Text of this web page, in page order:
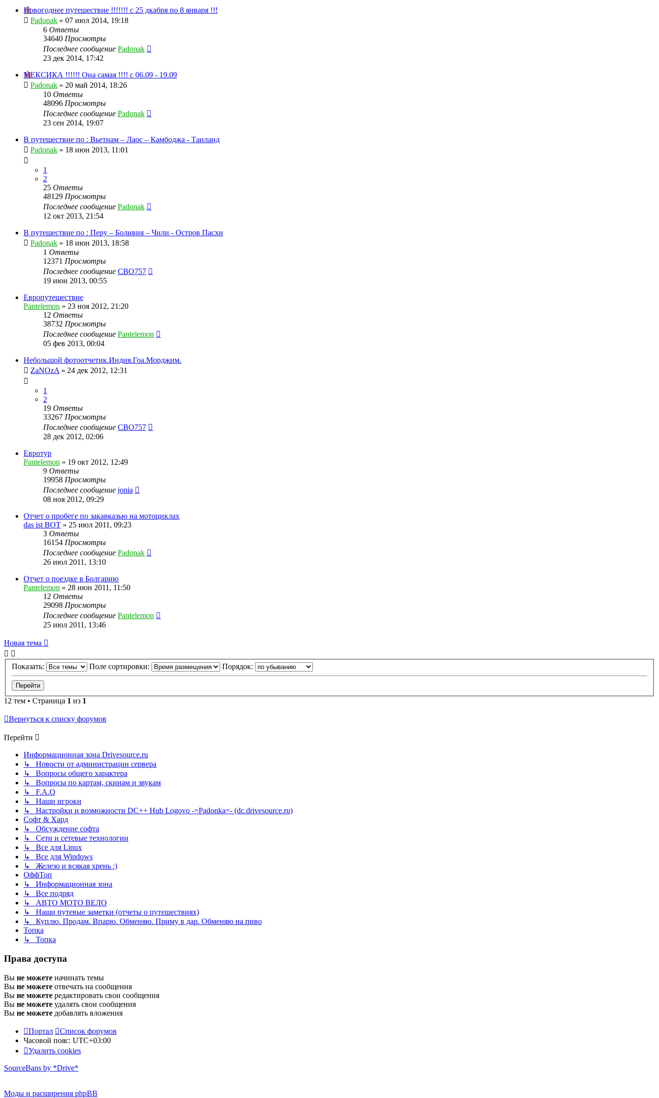
Новогоднее путешествие !!!!!!! с 25 дкабря по 8 января !!!
Padonak » 07 июл 2014, 19:18
6 Ответы
34640 Просмотры
Последнее сообщение Padonak
23 дек 2014, 17:42
МЕКСИКА !!!!!! Она самая !!!! с 06.09 - 19.09
Padonak » 20 май 2014, 18:26
10 Ответы
48096 Просмотры
Последнее сообщение Padonak
23 сен 2014, 19:07
В путешествие по : Вьетнам – Лаос – Камбоджа - Таиланд
Padonak » 18 июн 2013, 11:01
1
2
25 Ответы
48129 Просмотры
Последнее сообщение Padonak
12 окт 2013, 21:54
В путешествие по : Перу – Боливия – Чили - Остров Пасхи
Padonak » 18 июн 2013, 18:58
1 Ответы
12371 Просмотры
Последнее сообщение CBO757
19 июн 2013, 00:55
Европутешествие
Pantelemon » 23 ноя 2012, 21:20
12 Ответы
38732 Просмотры
Последнее сообщение Pantelemon
05 фев 2013, 00:04
Небольшой фотоотчетик.Индия.Гоа.Морджим.
ZaNOzA » 24 дек 2012, 12:31
1
2
19 Ответы
33267 Просмотры
Последнее сообщение CBO757
28 дек 2012, 02:06
Евротур
Pantelemon » 19 окт 2012, 12:49
9 Ответы
19958 Просмотры
Последнее сообщение jonia
08 ноя 2012, 09:29
Отчет о пробеге по закавказью на мотоциклах
das ist BOT » 25 июл 2011, 09:23
3 Ответы
16154 Просмотры
Последнее сообщение Padonak
26 июл 2011, 13:10
Отчет о поездке в Болгарию
Pantelemon » 28 июн 2011, 11:50
12 Ответы
29098 Просмотры
Последнее сообщение Pantelemon
25 июл 2011, 13:46
Новая тема
Показать: Поле сортировки: Порядок:
12 тем • Страница 1 из 1
Вернуться к списку форумов
Перейти
Информационная зона Drivesource.ru
↳ Новости от администрации сервера
↳ Вопросы общего характера
↳ Вопросы по картам, скинам и звукам
↳ F.A.Q
↳ Наши игроки
↳ Настройки и возможности DC++ Hub Logovo -=Padonka=- (dc.drivesource.ru)
Софт & Хард
↳ Обсуждение софта
↳ Сети и сетевые технологии
↳ Все для Linux
↳ Все для Windows
↳ Железо и всякая хрень :)
ОффТоп
↳ Информационная зона
↳ Все подряд
↳ АВТО МОТО ВЕЛО
↳ Наши путевые заметки (отчеты о путешествиях)
↳ Куплю. Продам. Впарю. Обменяю. Приму в дар. Обменяю на пиво
Топка
↳ Топка
Права доступа
Вы не можете начинать темы
Вы не можете отвечать на сообщения
Вы не можете редактировать свои сообщения
Вы не можете удалять свои сообщения
Вы не можете добавлять вложения
Портал
Список форумов
Часовой пояс: UTC+03:00
Удалить cookies
SourceBans by *Drive*
Моды и расширения phpBB